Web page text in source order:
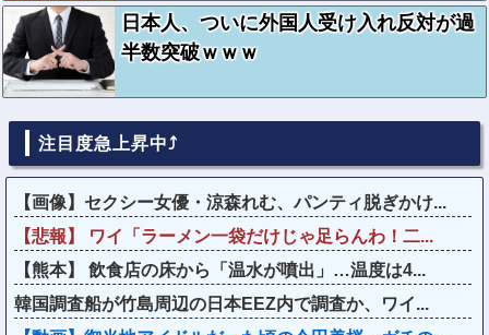
日本人、ついに外国人受け入れ反対が過
半数突破ｗｗｗ
注目度急上昇中⤴
【画像】セクシー女優・涼森れむ、パンティ脱ぎかけ...
【悲報】 ワイ「ラーメン一袋だけじゃ足らんわ！二...
【熊本】 飲食店の床から「温水が噴出」…温度は4...
韓国調査船が竹島周辺の日本EEZ内で調査か、ワイ...